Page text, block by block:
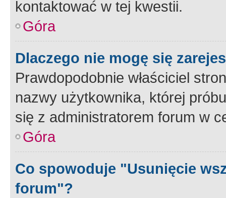
kontaktować w tej kwestii.
Góra
Dlaczego nie mogę się
Prawdopodobnie właściciel
nazwy użytkownika, której
się z administratorem forum w
Góra
Co spowoduje "Usunięcie
forum"?